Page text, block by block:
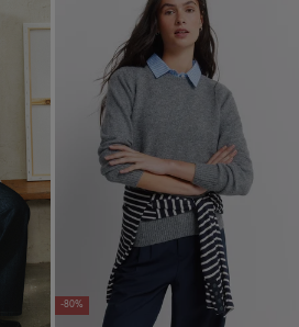
-80%